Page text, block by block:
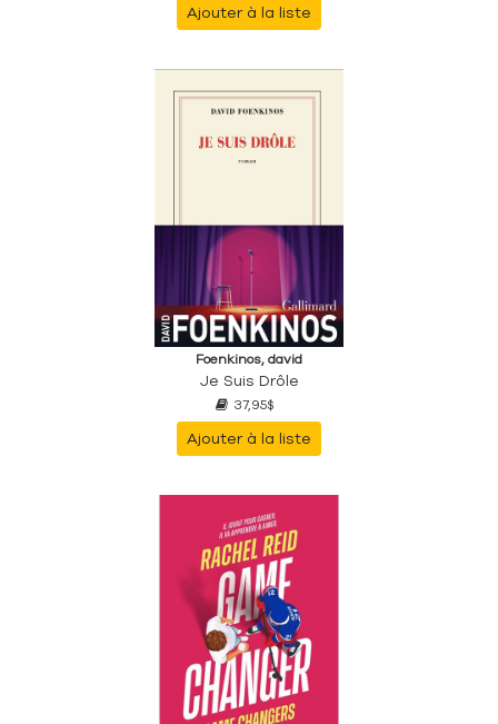
Ajouter à la liste
Foenkinos, david
Je Suis Drôle
37,95$
Ajouter à la liste